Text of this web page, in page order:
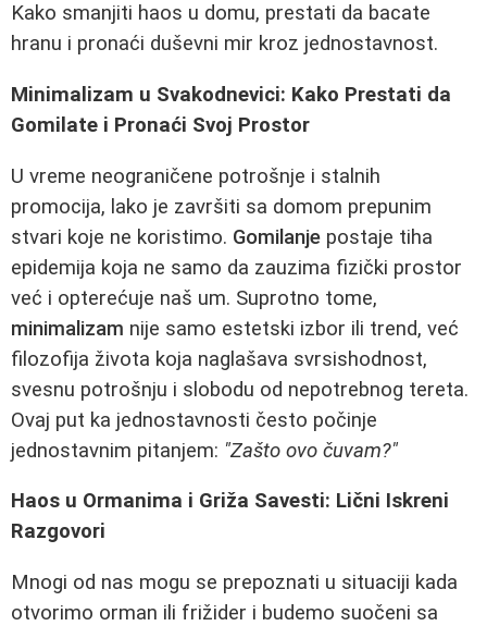
Kako smanjiti haos u domu, prestati da bacate
hranu i pronaći duševni mir kroz jednostavnost.
Minimalizam u Svakodnevici: Kako Prestati da
Gomilate i Pronaći Svoj Prostor
U vreme neograničene potrošnje i stalnih
promocija, lako je završiti sa domom prepunim
stvari koje ne koristimo. Gomilanje postaje tiha
epidemija koja ne samo da zauzima fizički prostor
već i opterećuje naš um. Suprotno tome,
minimalizam nije samo estetski izbor ili trend, već
filozofija života koja naglašava svrsishodnost,
svesnu potrošnju i slobodu od nepotrebnog tereta.
Ovaj put ka jednostavnosti često počinje
jednostavnim pitanjem: "Zašto ovo čuvam?"
Haos u Ormanima i Griža Savesti: Lični Iskreni
Razgovori
Mnogi od nas mogu se prepoznati u situaciji kada
otvorimo orman ili frižider i budemo suočeni sa